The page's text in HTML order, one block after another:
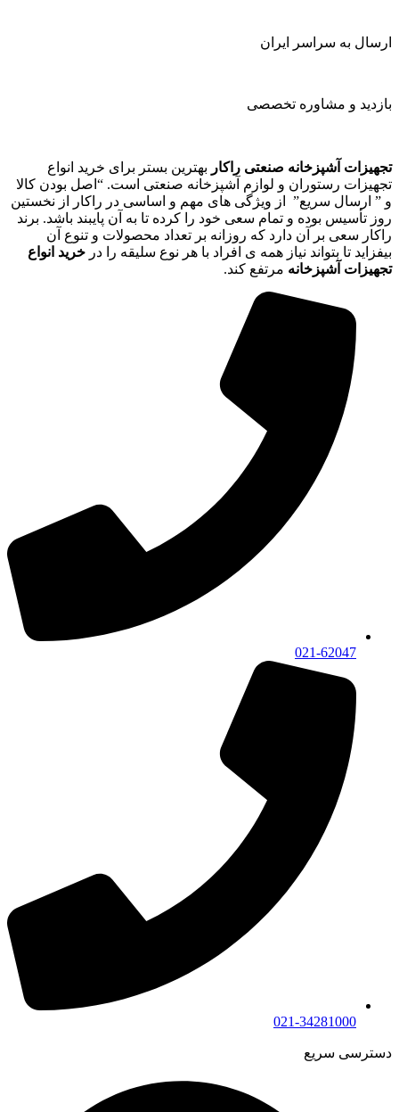
ارسال به سراسر ایران
بازدید و مشاوره تخصصی
تجهیزات آشپزخانه صنعتی راکار بهترین بستر برای خرید انواع
تجهیزات رستوران و لوازم آشپزخانه صنعتی است. “اصل بودن کالا
و ” ارسال سریع” از ویژگی های مهم و اساسی در راکار از نخستین
روز تأسیس بوده و تمام سعی خود را کرده تا به آن پایبند باشد. برند
راکار سعی بر آن دارد که روزانه بر تعداد محصولات و تنوع آن
بیفزاید تا بتواند نیاز همه ی افراد با هر نوع سلیقه را در خرید انواع
تجهیزات آشپزخانه مرتفع کند.
021-62047
021-34281000
دسترسی سریع